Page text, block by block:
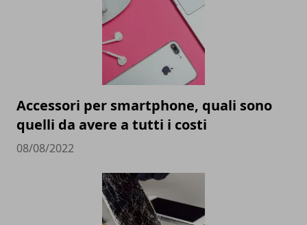
Accessori per smartphone, quali sono
quelli da avere a tutti i costi
08/08/2022